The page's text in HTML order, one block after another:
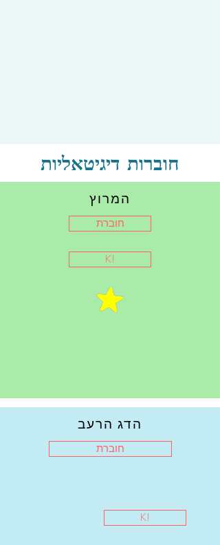
חוברות דיגיטאליות
המרוץ
חוברת
K!
הדג הרעב
חוברת
K!